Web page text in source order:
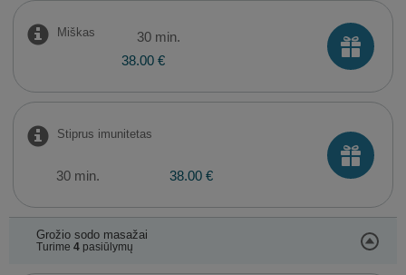
Miškas
30 min.
38.00 €
Stiprus imunitetas
30 min. 38.00 €
Grožio sodo masažai
Turime 4pasiūlymų